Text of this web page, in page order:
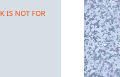
IS NOT FOR